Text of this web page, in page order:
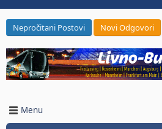
Nepročitani Postovi Novi Odgovori
Menu